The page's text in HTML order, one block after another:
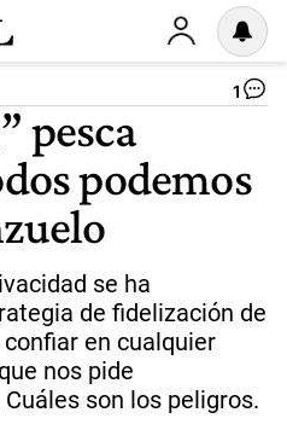
1
pesca
podemos
se ha
de fidelización de
en cualquier
nos pide
son los peligros.